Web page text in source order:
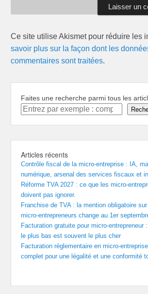
Ce site utilise Akismet pour réduire les
savoir plus sur la façon dont les
commentaires sont traitées.
Faites une recherche parmi tous les
Articles récents
Contrôle fiscal de la micro-entreprise : IA,
numérique, arsenal des services fiscaux et
Réforme TVA 2027 : ce que les micro-
doivent pas ignorer.
Franchise de TVA : la mention obligatoire
micro-entrepreneurs change au 1er
Facturation gratuite pour micro-entrepreneur
le plus bas est souvent le plus cher
Facturation réglementaire en micro-
complet pour une légalité et une conformité